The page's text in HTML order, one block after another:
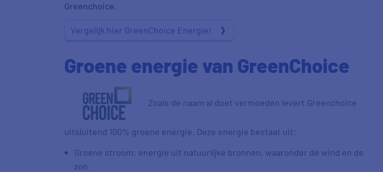
Greenchoice.
Vergelijk hier GreenChoice Energie!
Groene energie van GreenChoice
Zoals de naam al doet vermoeden levert Greenchoice
uitsluitend 100% groene energie. Deze energie bestaat uit:
Groene stroom: energie uit natuurlijke bronnen, waaronder de wind en de
zon